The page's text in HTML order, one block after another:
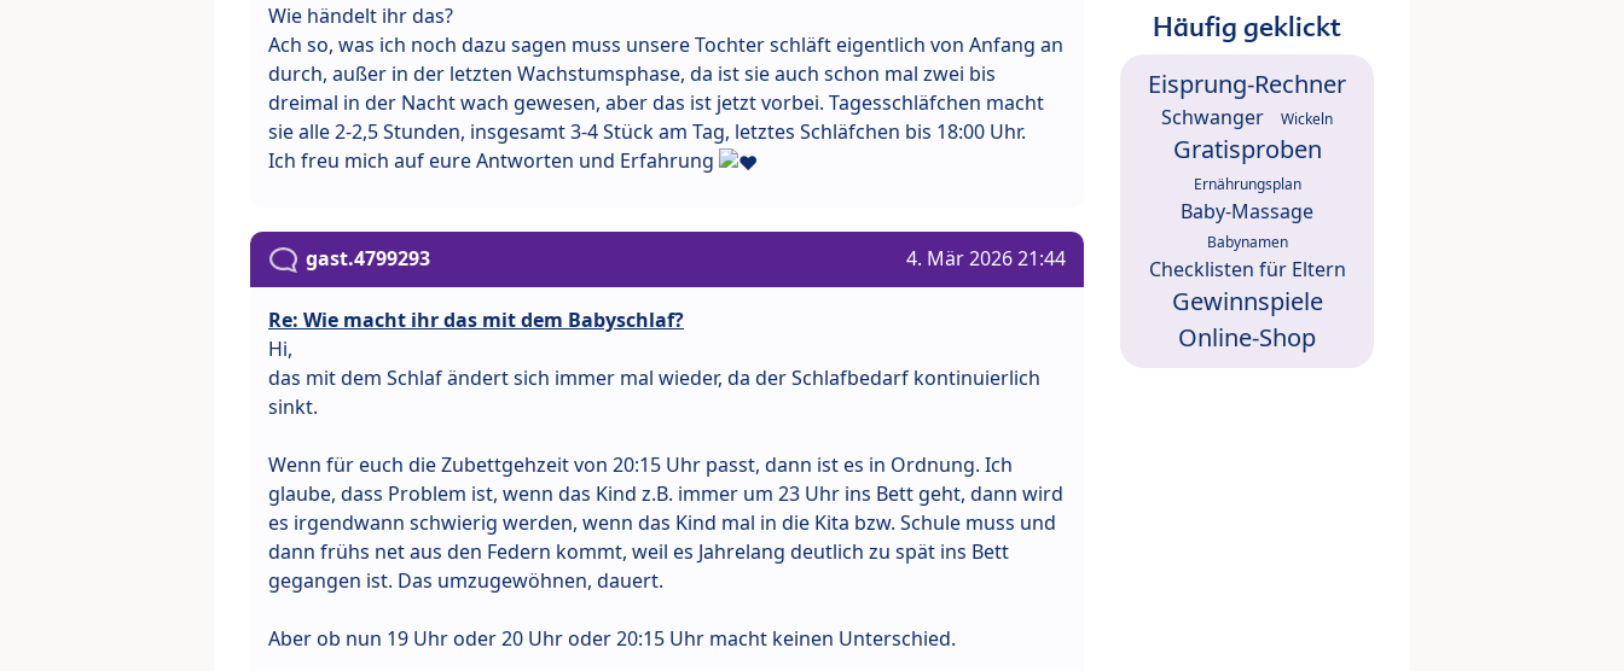
Wie händelt ihr das?
Ach so, was ich noch dazu sagen muss unsere Tochter schläft eigentlich von Anfang an
durch, außer in der letzten Wachstumsphase, da ist sie auch schon mal zwei bis
dreimal in der Nacht wach gewesen, aber das ist jetzt vorbei. Tagesschläfchen macht
sie alle 2-2,5 Stunden, insgesamt 3-4 Stück am Tag, letztes Schläfchen bis 18:00 Uhr.
Ich freu mich auf eure Antworten und Erfahrung
gast.4799293 4. Mär 2026 21:44
Re: Wie macht ihr das mit dem Babyschlaf?
Hi,
das mit dem Schlaf ändert sich immer mal wieder, da der Schlafbedarf kontinuierlich
sinkt.
Wenn für euch die Zubettgehzeit von 20:15 Uhr passt, dann ist es in Ordnung. Ich
glaube, dass Problem ist, wenn das Kind z.B. immer um 23 Uhr ins Bett geht, dann wird
es irgendwann schwierig werden, wenn das Kind mal in die Kita bzw. Schule muss und
dann frühs net aus den Federn kommt, weil es Jahrelang deutlich zu spät ins Bett
gegangen ist. Das umzugewöhnen, dauert.
Aber ob nun 19 Uhr oder 20 Uhr oder 20:15 Uhr macht keinen Unterschied.
Häufig geklickt
Eisprung-Rechner
Schwanger Wickeln
Gratisproben
Ernährungsplan
Baby-Massage
Babynamen
Checklisten für Eltern
Gewinnspiele
Online-Shop